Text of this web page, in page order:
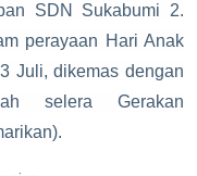
SDN Sukabumi 2.
perayaan Hari Anak
Juli, dikemas dengan
selera Gerakan